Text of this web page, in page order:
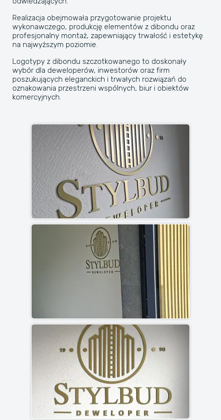
Realizacja obejmowała przygotowanie projektu
wykonawczego, produkcję elementów z dibondu oraz
profesjonalny montaż, zapewniający trwałość i estetykę
na najwyższym poziomie.
Logotypy z dibondu szczotkowanego to doskonały
wybór dla deweloperów, inwestorów oraz firm
poszukujących eleganckich i trwałych rozwiązań do
oznakowania przestrzeni wspólnych, biur i obiektów
komercyjnych.